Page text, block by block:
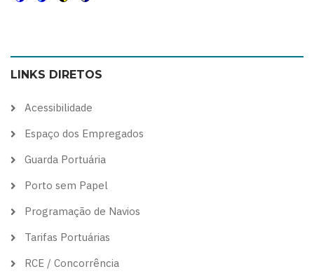
color
theme
blue
theme
high
visibility
soft
theme
LINKS DIRETOS
Acessibilidade
Espaço dos Empregados
Guarda Portuária
Porto sem Papel
Programação de Navios
Tarifas Portuárias
RCE / Concorrência